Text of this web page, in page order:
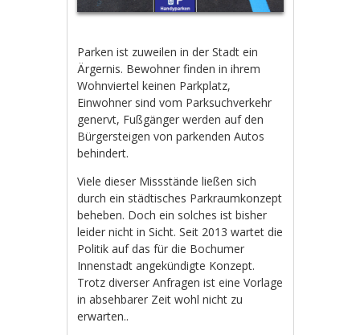
Parken ist zuweilen in der Stadt ein
Ärgernis. Bewohner finden in ihrem
Wohnviertel keinen Parkplatz,
Einwohner sind vom Parksuchverkehr
genervt, Fußgänger werden auf den
Bürgersteigen von parkenden Autos
behindert.
Viele dieser Missstände ließen sich
durch ein städtisches Parkraumkonzept
beheben. Doch ein solches ist bisher
leider nicht in Sicht. Seit 2013 wartet die
Politik auf das für die Bochumer
Innenstadt angekündigte Konzept.
Trotz diverser Anfragen ist eine Vorlage
in absehbarer Zeit wohl nicht zu
erwarten..